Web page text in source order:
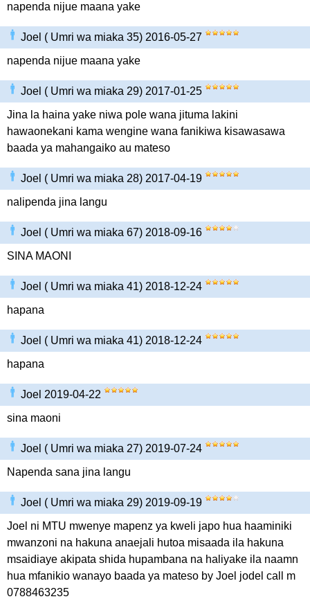
napenda nijue maana yake
Joel ( Umri wa miaka 35) 2016-05-27
napenda nijue maana yake
Joel ( Umri wa miaka 29) 2017-01-25
Jina la haina yake niwa pole wana jituma lakini
hawaonekani kama wengine wana fanikiwa kisawasawa
baada ya mahangaiko au mateso
Joel ( Umri wa miaka 28) 2017-04-19
nalipenda jina langu
Joel ( Umri wa miaka 67) 2018-09-16
SINA MAONI
Joel ( Umri wa miaka 41) 2018-12-24
hapana
Joel ( Umri wa miaka 41) 2018-12-24
hapana
Joel 2019-04-22
sina maoni
Joel ( Umri wa miaka 27) 2019-07-24
Napenda sana jina langu
Joel ( Umri wa miaka 29) 2019-09-19
Joel ni MTU mwenye mapenz ya kweli japo hua haaminiki
mwanzoni na hakuna anaejali hutoa misaada ila hakuna
msaidiaye akipata shida hupambana na haliyake ila naamn
hua mfanikio wanayo baada ya mateso by Joel jodel call m
0788463235